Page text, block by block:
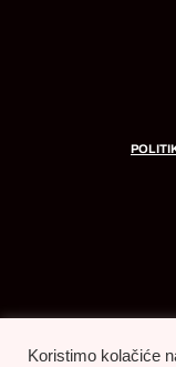
Koristimo kolačiće